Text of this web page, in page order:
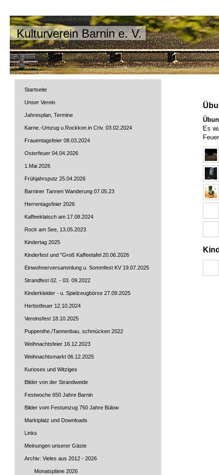
Kulturverein Barnin e. V.
Startseite
Unser Verein
Jahresplan, Termine
Karne.-Umzug u.Rockkon.in Criv. 03.02.2024
Frauentagsfeier 08.03.2024
Osterfeuer 04.04.2026
1.Mai 2026
Frühjahrsputz 25.04.2026
Barniner Tannen Wanderung 07.05.23
Herrentagsfeier 2026
Kaffeeklatsch am 17.08.2024
Rock am See, 13.05.2023
Kindertag 2025
Kinderfest und "Groß Kaffeetafel 20.06.2026
Einwohnerversammlung u. Sommfest KV 19.07.2025
Strandfest 02. - 03. 09.2022
Kinderkleider - u. Spielzeugbörse 27.09.2025
Herbstfeuer 12.10.2024
Vereinsfest 18.10.2025
Puppenthe./Tannenbau. schmücken 2022
Weihnachtsfeier 16.12.2023
Weihnachtsmarkt 06.12.2025
Kurioses und Witziges
Bilder von der Strandweide
Festwoche 650 Jahre Barnin
Bilder vom Festumzug 750 Jahre Bülow
Marktplatz und Downloads
Links
Meinungen unserer Gäste
Archiv: Vieles aus 2012 - 2026
Monatspläne 2026
Es